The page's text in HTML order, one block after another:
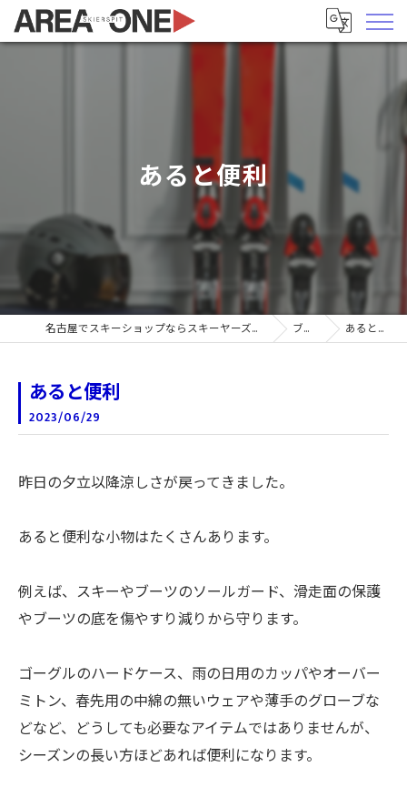
あると便利
名古屋でスキーショップならスキーヤーズピットエリア1 ブログ あると便利
あると便利
2023/06/29
昨日の夕立以降涼しさが戻ってきました。
あると便利な小物はたくさんあります。
例えば、スキーやブーツのソールガード、滑走面の保護
やブーツの底を傷やすり減りから守ります。
ゴーグルのハードケース、雨の日用のカッパやオーバー
ミトン、春先用の中綿の無いウェアや薄手のグローブな
どなど、どうしても必要なアイテムではありませんが、
シーズンの長い方ほどあれば便利になります。